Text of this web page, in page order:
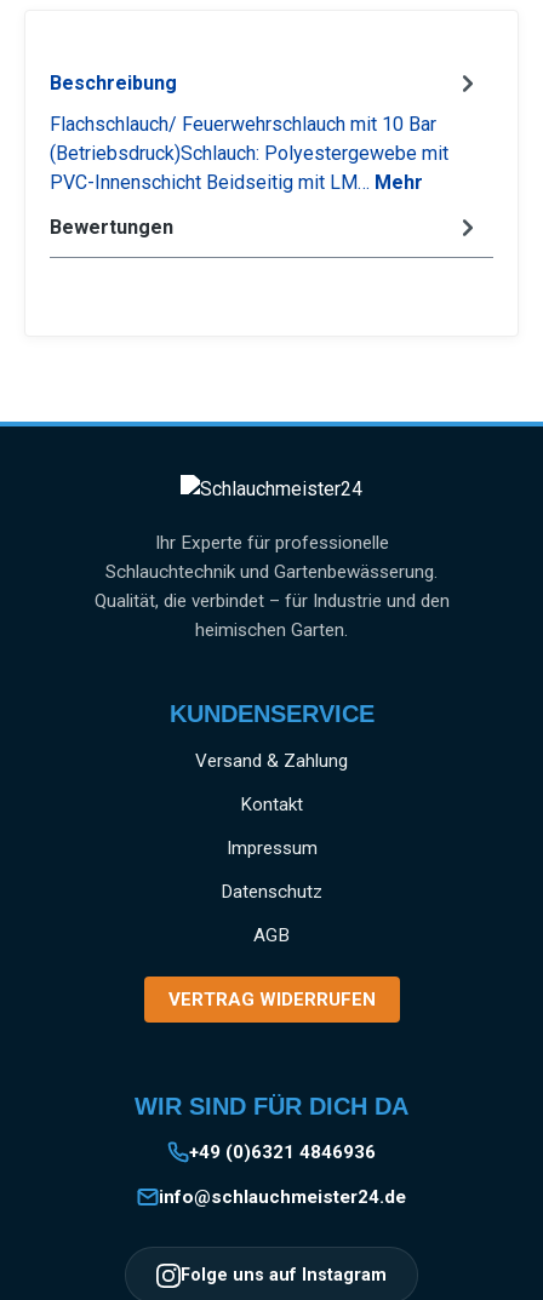
Beschreibung
Flachschlauch/ Feuerwehrschlauch mit 10 Bar
(Betriebsdruck)Schlauch: Polyestergewebe mit
PVC-Innenschicht Beidseitig mit LM… Mehr
Bewertungen
Ihr Experte für professionelle
Schlauchtechnik und Gartenbewässerung.
Qualität, die verbindet – für Industrie und den
heimischen Garten.
KUNDENSERVICE
Versand & Zahlung
Kontakt
Impressum
Datenschutz
AGB
VERTRAG WIDERRUFEN
WIR SIND FÜR DICH DA
+49 (0)6321 4846936
info@schlauchmeister24.de
Folge uns auf Instagram